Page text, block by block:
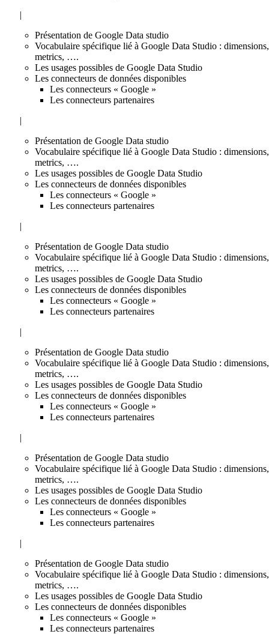
|
Présentation de Google Data studio
Vocabulaire spécifique lié à Google Data Studio : dimensions,
metrics, ….
Les usages possibles de Google Data Studio
Les connecteurs de données disponibles
Les connecteurs « Google »
Les connecteurs partenaires
|
Présentation de Google Data studio
Vocabulaire spécifique lié à Google Data Studio : dimensions,
metrics, ….
Les usages possibles de Google Data Studio
Les connecteurs de données disponibles
Les connecteurs « Google »
Les connecteurs partenaires
|
Présentation de Google Data studio
Vocabulaire spécifique lié à Google Data Studio : dimensions,
metrics, ….
Les usages possibles de Google Data Studio
Les connecteurs de données disponibles
Les connecteurs « Google »
Les connecteurs partenaires
|
Présentation de Google Data studio
Vocabulaire spécifique lié à Google Data Studio : dimensions,
metrics, ….
Les usages possibles de Google Data Studio
Les connecteurs de données disponibles
Les connecteurs « Google »
Les connecteurs partenaires
|
Présentation de Google Data studio
Vocabulaire spécifique lié à Google Data Studio : dimensions,
metrics, ….
Les usages possibles de Google Data Studio
Les connecteurs de données disponibles
Les connecteurs « Google »
Les connecteurs partenaires
|
Présentation de Google Data studio
Vocabulaire spécifique lié à Google Data Studio : dimensions,
metrics, ….
Les usages possibles de Google Data Studio
Les connecteurs de données disponibles
Les connecteurs « Google »
Les connecteurs partenaires